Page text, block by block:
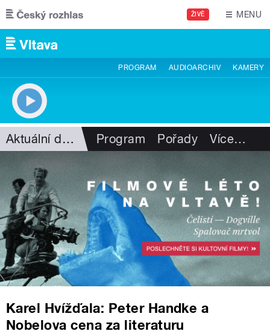
Přejít k hlavnímu obsahu
ŽIVĚ MENU
PROGRAM AUDIOARCHIV KAMERY
Aktuální dění Program Pořady Více…
Karel Hvížďala: Peter Handke a
Nobelova cena za literaturu